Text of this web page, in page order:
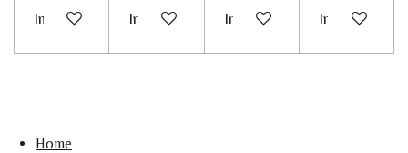
In winkelwagenIn winkelwagenIn winkelwagenIn
Home